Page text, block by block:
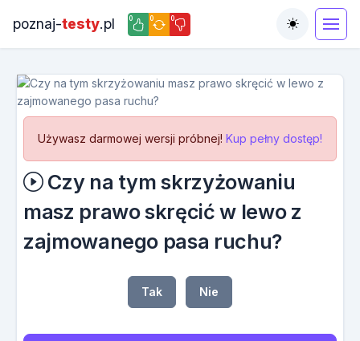
poznaj-testy.pl 0 0 0
Toggle
Używasz darmowej wersji próbnej! Kup pełny dostęp!
Czy na tym skrzyżowaniu
masz prawo skręcić w lewo z
zajmowanego pasa ruchu?
Tak Nie